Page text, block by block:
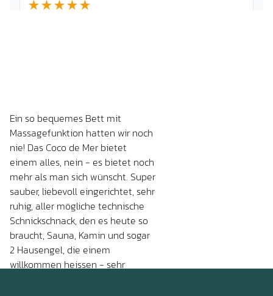
Ein so bequemes Bett mit
Massagefunktion hatten wir noch
nie! Das Coco de Mer bietet
einem alles, nein - es bietet noch
mehr als man sich wünscht. Super
sauber, liebevoll eingerichtet, sehr
ruhig, aller mögliche technische
Schnickschnack, den es heute so
braucht, Sauna, Kamin und sogar
2 Hausengel, die einem
willkommen heissen - sehr